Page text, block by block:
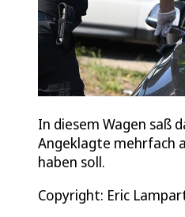
In diesem Wagen saß
Angeklagte mehrfach
haben soll.
Copyright: Eric